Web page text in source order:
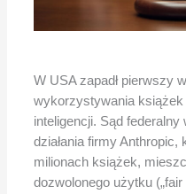
W USA zapadł pierwszy
wykorzystywania
inteligencji. Sąd federalny
działania firmy Anthropic,
milionach książek,
dozwolonego użytku („fair